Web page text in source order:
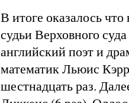
В итоге оказалось
судьи Верховного
английский поэт и
математик Льюис
шестнадцать раз.